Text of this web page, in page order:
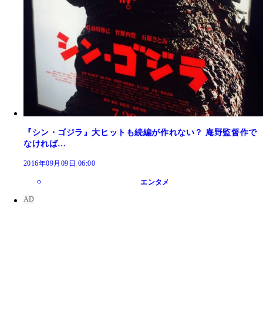
『シン・ゴジラ』大ヒットも続編が作れない？ 庵野監督作で
なければ…
2016年09月09日 06:00
エンタメ